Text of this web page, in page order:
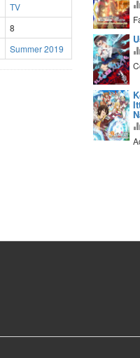
TV
8
Summer 2019